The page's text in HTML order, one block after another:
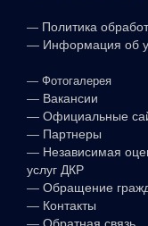
— Политика
— Информация об
— Фотогалерея
— Вакансии
— Официальные
— Партнеры
— Независимая
услуг ДКР
— Обращение
— Контакты